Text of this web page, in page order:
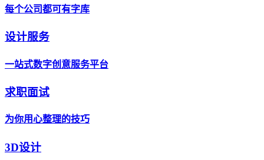
每个公司都可有字库
设计服务
一站式数字创意服务平台
求职面试
为你用心整理的技巧
3D设计